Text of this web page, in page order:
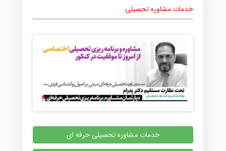
خدمات مشاوره تحصیلی
خدمات مشاوره تحصیلی حرفه ای